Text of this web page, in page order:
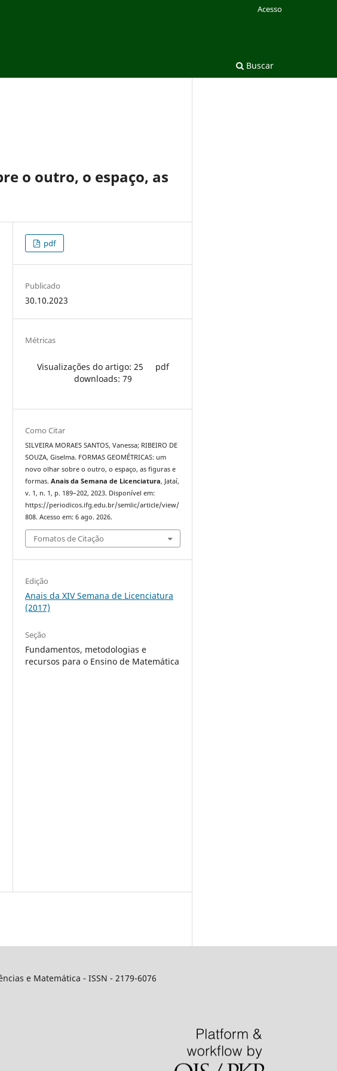
Buscar
Acesso
o outro, o espaço, as
pdf
Publicado
30.10.2023
Métricas
Visualizações do artigo: 25
pdf
downloads: 79
Como Citar
SILVEIRA MORAES SANTOS, Vanessa; RIBEIRO DE
SOUZA, Giselma. FORMAS GEOMÉTRICAS: um
novo olhar sobre o outro, o espaço, as figuras e
formas.Anais da Semana de Licenciatura, Jataí,
v. 1, n. 1, p. 189–202, 2023. Disponível em:
https://periodicos.ifg.edu.br/semlic/article/view/
808. Acesso em: 6 ago. 2026.
Fomatos de Citação
Edição
Anais da XIV Semana de Licenciatura
(2017)
Seção
Fundamentos, metodologias e
recursos para o Ensino de Matemática
e Matemática - ISSN - 2179-6076